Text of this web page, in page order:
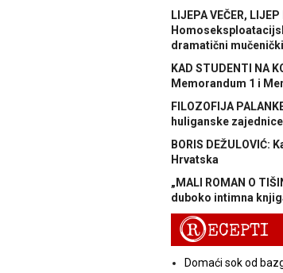
LIJEPA VEČER, LIJEP
dramatični
KAD STUDENTI NA
Memorandum 1 i
FILOZOFIJA
huliganske zajednice
BORIS DEŽULOVIĆ:
Hrvatska
„MALI ROMAN O
duboko intimna
RECEPTI
Domaći sok od